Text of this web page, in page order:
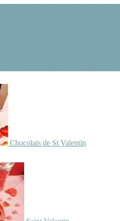
Chocolats de St Valentin